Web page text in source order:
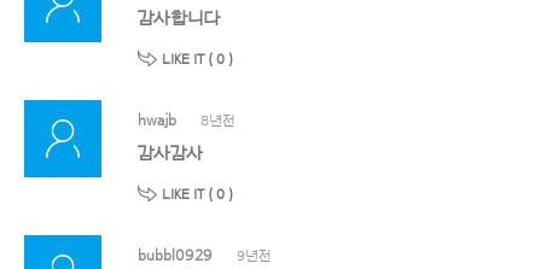
감사합니다
LIKE IT ( 0 )
hwajb 8년전
감사감사
LIKE IT ( 0 )
bubbl0929 9년전